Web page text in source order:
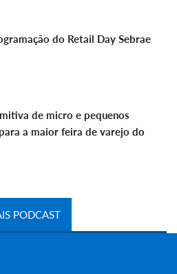
do Retail Day Sebrae
de micro e pequenos
a maior feira de varejo do
PODCAST